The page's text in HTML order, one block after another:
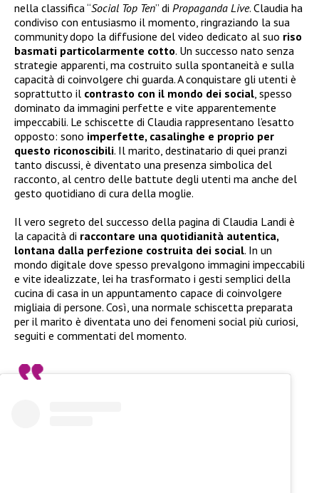
nella classifica “Social Top Ten” di Propaganda Live. Claudia ha
condiviso con entusiasmo il momento, ringraziando la sua
community dopo la diffusione del video dedicato al suo riso
basmati particolarmente cotto. Un successo nato senza
strategie apparenti, ma costruito sulla spontaneità e sulla
capacità di coinvolgere chi guarda. A conquistare gli utenti è
soprattutto il contrasto con il mondo dei social , spesso
dominato da immagini perfette e vite apparentemente
impeccabili. Le schiscette di Claudia rappresentano l’esatto
opposto: sono imperfette, casalinghe e proprio per
questo riconoscibili. Il marito, destinatario di quei pranzi
tanto discussi, è diventato una presenza simbolica del
racconto, al centro delle battute degli utenti ma anche del
gesto quotidiano di cura della moglie.
Il vero segreto del successo della pagina di Claudia Landi è
la capacità di raccontare una quotidianità autentica,
lontana dalla perfezione costruita dei social. In un
mondo digitale dove spesso prevalgono immagini impeccabili
e vite idealizzate, lei ha trasformato i gesti semplici della
cucina di casa in un appuntamento capace di coinvolgere
migliaia di persone. Così, una normale schiscetta preparata
per il marito è diventata uno dei fenomeni social più curiosi,
seguiti e commentati del momento.